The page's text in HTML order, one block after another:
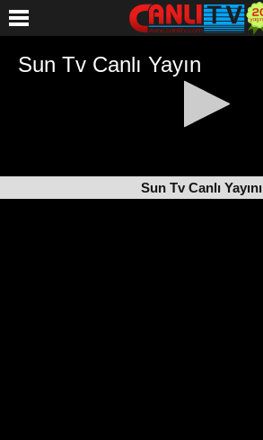
Sun Tv Canlı Yayını